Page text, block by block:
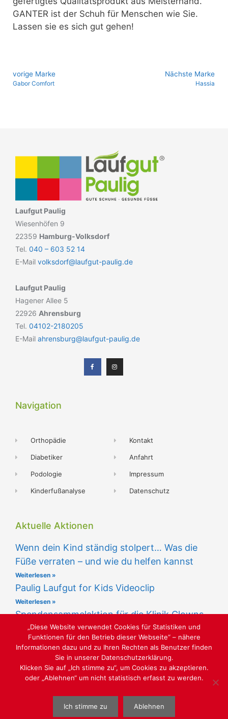
GANTER ist der Schuh für Menschen wie Sie.
Lassen sie es sich gut gehen!
vo­ri­ge Marke
Gabor Comfort
Nächste Marke
Hassia
Laufgut Paulig
Wiesenhöfen 9
22359 Hamburg-Volksdorf
Tel. 040 – 603 52 14
E-Mail volksdorf@laufgut-paulig.de
Laufgut Paulig
Hagener Allee 5
22926 Ahrensburg
Tel. 04102-2180205
E-Mail ahrensburg@laufgut-paulig.de
Navigation
Orthopädie
Diabetiker
Podologie
Kinderfußanalyse
Kontakt
Anfahrt
Impressum
Datenschutz
Aktuelle Aktionen
Wenn dein Kind ständig stolpert… Was die
Füße verraten – und wie du helfen kannst
Weiterlesen »
Paulig Laufgut for Kids Videoclip
Weiterlesen »
Spendensammelaktion für die Klinik Clowns
Weiterlesen »
WEBGESTALTUNGWWW.SABU-VERBUNDGRUPPE.DE
GMBH
„Diese Website verwendet Cookies für Statistiken und
Funktionen für den Betrieb dieser Webseite“ – nähere
Informationen dazu und zu Ihren Rechten als Benutzer finden
Sie in unserer Datenschutzerklärung.
Klicken Sie auf „Ich stimme zu“, um Cookies zu akzeptieren.
oder „Ablehnen“ um nicht statistisch erfasst zu werden.
Ich stimme zu Ablehnen